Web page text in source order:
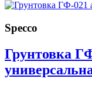
Specco
Грунтовка